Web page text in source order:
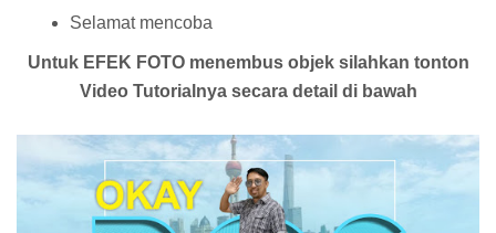
Selamat mencoba
Untuk EFEK FOTO menembus objek silahkan tonton
Video Tutorialnya secara detail di bawah